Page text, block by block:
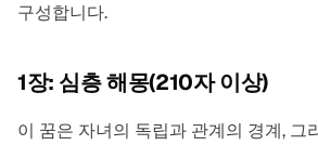
구성합니다.
1장: 심층 해몽(210자 이상)
이 꿈은 자녀의 독립과 관계의 경계, 그